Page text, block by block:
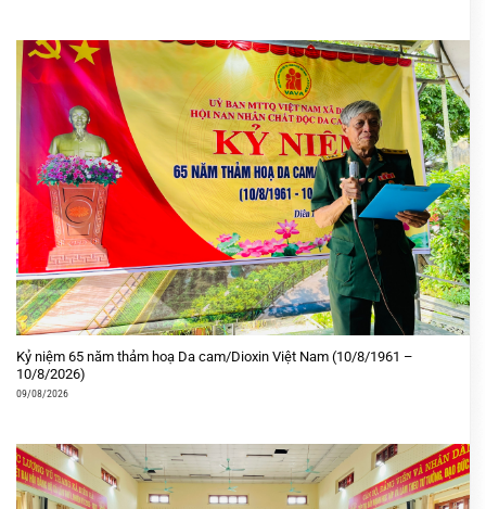
Kỷ niệm 65 năm thảm hoạ Da cam/Dioxin Việt Nam (10/8/1961 –
10/8/2026)
09/08/2026